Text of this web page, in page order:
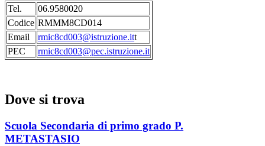
Tel.
06.9580020
Codice RMMM8CD014
Email
rmic8cd003@istruzione.itt
PEC
rmic8cd003@pec.istruzione.it
Dove si trova
Scuola Secondaria di primo grado P.
METASTASIO